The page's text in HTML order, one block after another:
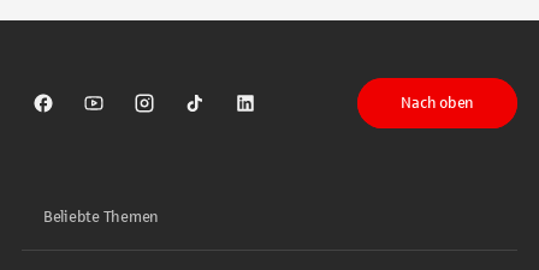
Sparkasse auf Facebook
Sparkasse auf Youtube
Sparkasse auf Instagram
Sparkasse auf TikTok
Sparkasse auf LinkedIn
Nach oben
Beliebte Themen